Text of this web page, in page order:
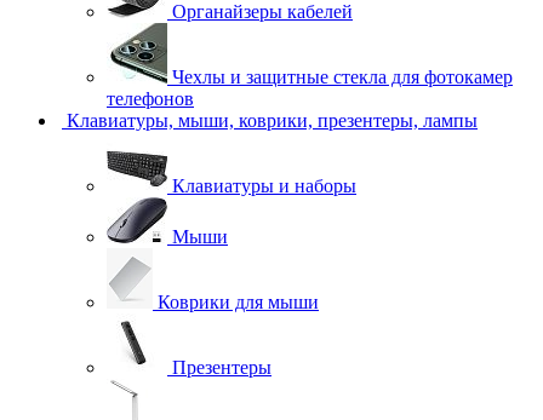
Органайзеры кабелей
Чехлы и защитные стекла для фотокамер
телефонов
Клавиатуры, мыши, коврики, презентеры, лампы
Клавиатуры и наборы
Мыши
Коврики для мыши
Презентеры